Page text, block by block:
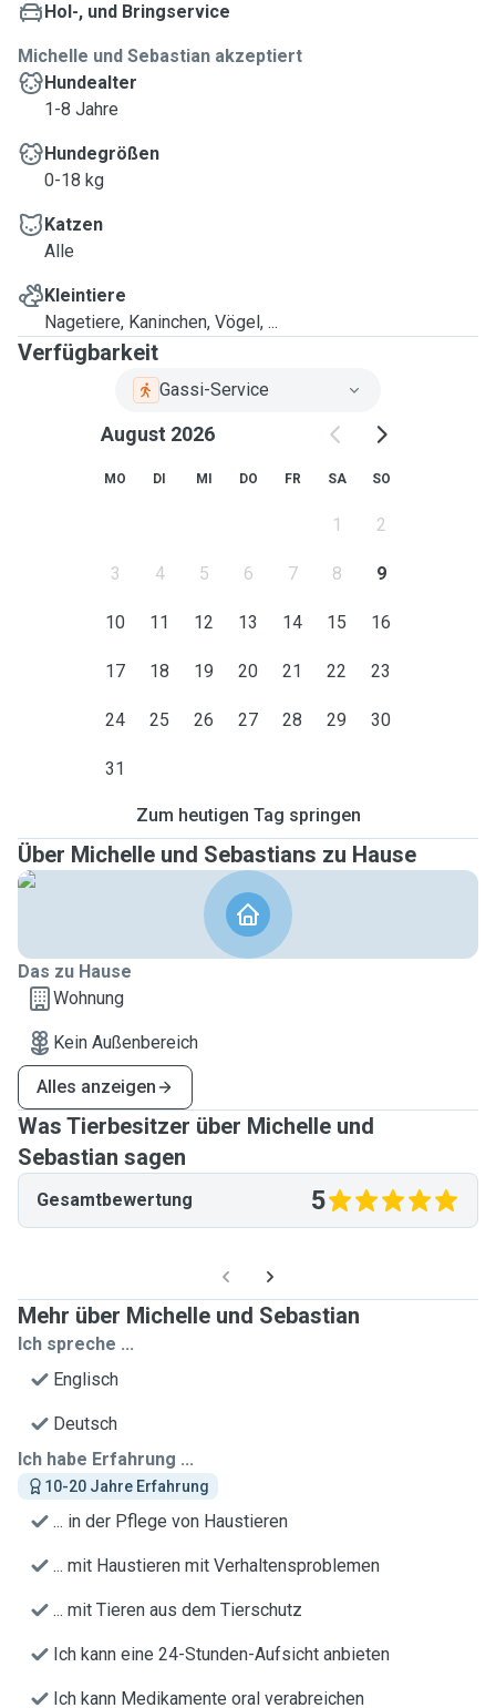
Hol-, und Bringservice
Michelle und Sebastian akzeptiert
Hundealter
1-8 Jahre
Hundegrößen
0-18 kg
Katzen
Alle
Kleintiere
Nagetiere, Kaninchen, Vögel, ...
Verfügbarkeit
Gassi-Service
August 2026
MO DI MI DO FR SA SO
1 2
3 4 5 6 7 8 9
10 11 12 13 14 15 16
17 18 19 20 21 22 23
24 25 26 27 28 29 30
31
Zum heutigen Tag springen
Über Michelle und Sebastians zu Hause
Das zu Hause
Wohnung
Kein Außenbereich
Alles anzeigen
Was Tierbesitzer über Michelle und
Sebastian sagen
Gesamtbewertung 5
Mehr über Michelle und Sebastian
Ich spreche ...
Englisch
Deutsch
Ich habe Erfahrung ...
10-20 Jahre Erfahrung
... in der Pflege von Haustieren
... mit Haustieren mit Verhaltensproblemen
... mit Tieren aus dem Tierschutz
Ich kann eine 24-Stunden-Aufsicht anbieten
Ich kann Medikamente oral verabreichen